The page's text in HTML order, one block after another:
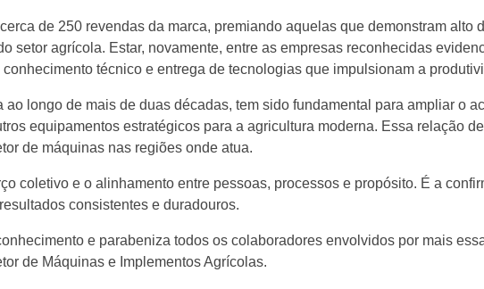
de 250 revendas da marca, premiando aquelas que demonstram alto
setor agrícola. Estar, novamente, entre as empresas reconhecidas
técnico e entrega de tecnologias que impulsionam a
longo de mais de duas décadas, tem sido fundamental para ampliar o
equipamentos estratégicos para a agricultura moderna. Essa relação
de máquinas nas regiões onde atua.
coletivo e o alinhamento entre pessoas, processos e propósito. É a
consistentes e duradouros.
e parabeniza todos os colaboradores envolvidos por mais
de Máquinas e Implementos Agrícolas.